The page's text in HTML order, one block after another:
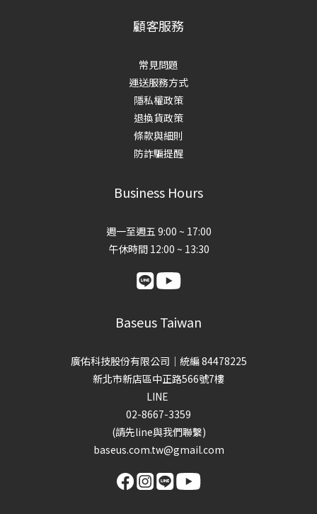
顧客服務
常見問題
運送服務方式
隱私權政策
退換貨政策
條款與細則
防詐騙提醒
Business Hours
週一至週五 9:00 ~ 17:00
午休時間 12:00 ~ 13:30
Baseus Taiwan
廣佑科技股份有限公司｜統編 84478225
新北市新店區中正路566號7樓
LINE
02-8667-3359
(請先line與我們聯繫)
baseus.com.tw@gmail.com